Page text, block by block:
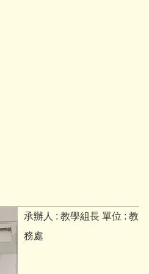
承辦人 :教學組長單位 :教
務處